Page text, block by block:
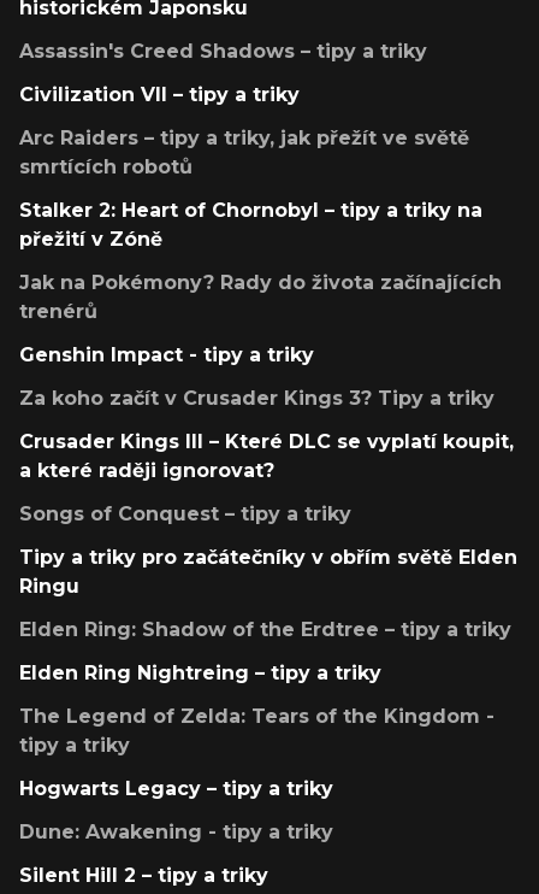
historickém Japonsku
Assassin's Creed Shadows – tipy a triky
Civilization VII – tipy a triky
Arc Raiders – tipy a triky, jak přežít ve světě
smrtících robotů
Stalker 2: Heart of Chornobyl – tipy a triky na
přežití v Zóně
Jak na Pokémony? Rady do života začínajících
trenérů
Genshin Impact - tipy a triky
Za koho začít v Crusader Kings 3? Tipy a triky
Crusader Kings III – Které DLC se vyplatí koupit,
a které raději ignorovat?
Songs of Conquest – tipy a triky
Tipy a triky pro začátečníky v obřím světě Elden
Ringu
Elden Ring: Shadow of the Erdtree – tipy a triky
Elden Ring Nightreing – tipy a triky
The Legend of Zelda: Tears of the Kingdom -
tipy a triky
Hogwarts Legacy – tipy a triky
Dune: Awakening - tipy a triky
Silent Hill 2 – tipy a triky